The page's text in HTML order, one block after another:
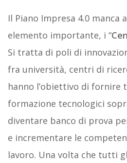
Il Piano Impresa 4.0 manca
elemento importante, i “
Si tratta di poli di
fra università, centri di
hanno l’obiettivo di fornire
formazione tecnologici
diventare banco di prova
e incrementare le
lavoro. Una volta che tutti